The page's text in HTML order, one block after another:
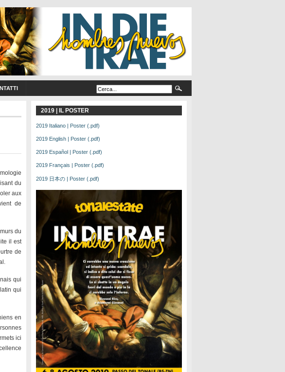
du
aux
de
du
il est
de
qui
qui
en
ici
2019 | IL POSTER
2019 Italiano | Poster (.pdf)
2019 English | Poster (.pdf)
2019 Español | Poster (.pdf)
2019 Français | Poster (.pdf)
2019 日本の | Poster (.pdf)